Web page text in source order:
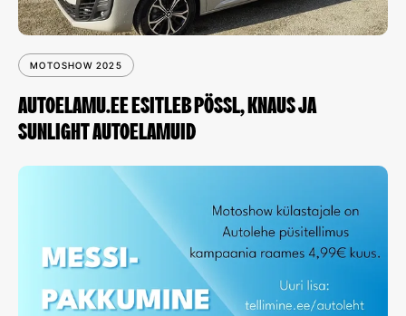
MOTOSHOW 2025
AUTOELAMU.EE ESITLEB PÖSSL, KNAUS JA
SUNLIGHT AUTOELAMUID